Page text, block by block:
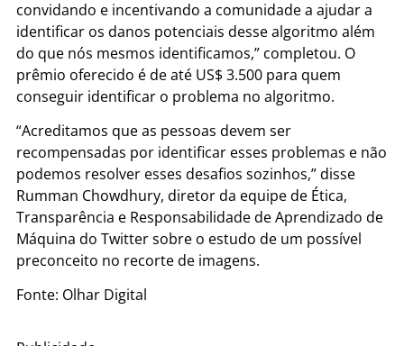
convidando e incentivando a comunidade a ajudar a
identificar os danos potenciais desse algoritmo além
do que nós mesmos identificamos,” completou. O
prêmio oferecido é de até US$ 3.500 para quem
conseguir identificar o problema no algoritmo.
“Acreditamos que as pessoas devem ser
recompensadas por identificar esses problemas e não
podemos resolver esses desafios sozinhos,” disse
Rumman Chowdhury, diretor da equipe de Ética,
Transparência e Responsabilidade de Aprendizado de
Máquina do Twitter sobre o estudo de um possível
preconceito no recorte de imagens.
Fonte: Olhar Digital